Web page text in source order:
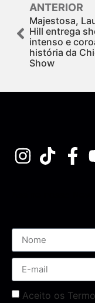
ANTERIOR
Majestosa,
Hill entrega
intenso e
história da
Show
Aceito os